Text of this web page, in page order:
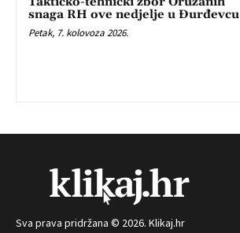
snaga RH ove nedjelje u Đurđevcu
Petak, 7. kolovoza 2026.
Sva prava pridržana © 2026. Klikaj.hr